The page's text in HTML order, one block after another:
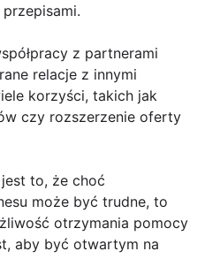
z partnerami
relacje z innymi
korzyści, takich jak
czy rozszerzenie oferty
to, że choć
może być trudne, to
otrzymania pomocy
aby być otwartym na